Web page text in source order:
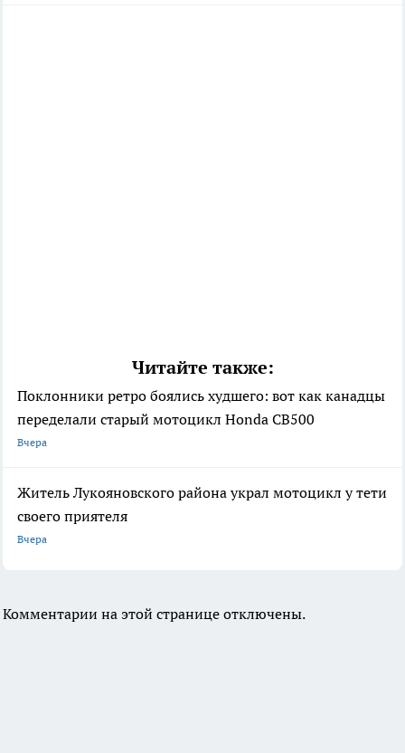
Читайте также:
Поклонники ретро боялись худшего: вот как канадцы
переделали старый мотоцикл Honda CB500
Вчера
Житель Лукояновского района украл мотоцикл у тети
своего приятеля
Вчера
Комментарии на этой странице отключены.